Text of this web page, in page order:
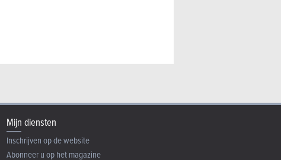
Mijn diensten
Inschrijven op de website
Abonneer u op het magazine